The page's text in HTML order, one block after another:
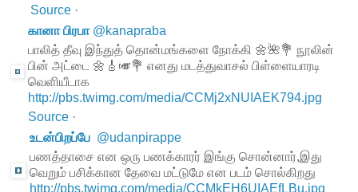
Source ·
கானா பிரபா @kanapraba
பாலித் தீவு இந்துத் தொன்மங்களை நோக்கி 🌼🌺💐 நூலின்
பின் அட்டை 🌼🎸🎺💐 எனது மடத்துவாசல் பிள்ளையாரடி
வெளியீடாக
http://pbs.twimg.com/media/CCMj2xNUIAEK794.jpg
Source ·
உடன்பிறப்பே @udanpirappe
பணத்தாசை என ஒரு பணக்காரர் இங்கு சொன்னார்,இது
வெறும் பசிக்கான தேவை மட்டுமே என படம் சொல்கிறது
http://pbs.twimg.com/media/CCMkEH6UIAEfLBu.jpg